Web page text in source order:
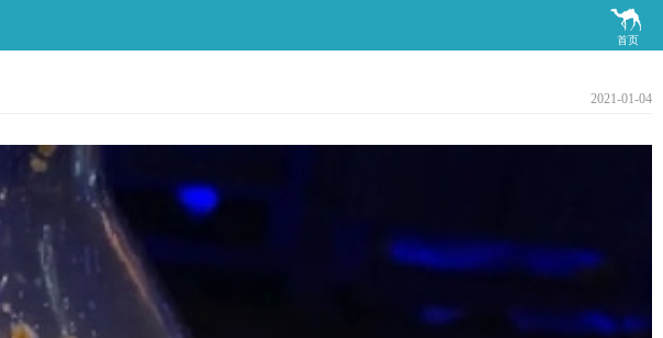

首页
2021-01-04